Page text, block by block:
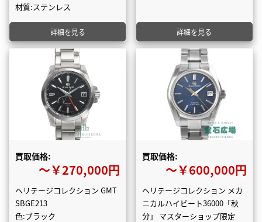
材質:ステンレス
詳細を見る 詳細を見る
買取価格:
〜￥270,000円
ヘリテージコレクション GMT
SBGE213
色:ブラック
買取価格:
〜￥600,000円
ヘリテージコレクション メカ
ニカルハイビート36000「秋
分」 マスターショップ限定